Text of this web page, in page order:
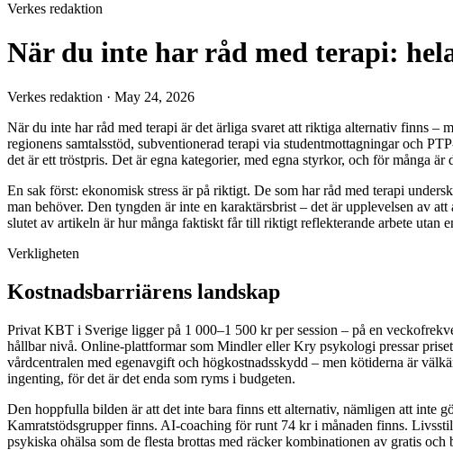
Verkes redaktion
När du inte har råd med terapi:
Verkes redaktion · May 24, 2026
När du inte har råd med terapi är det ärliga svaret att riktiga alternativ finns –
regionens samtalsstöd, subventionerad terapi via studentmottagningar och
det är ett tröstpris. Det är egna kategorier, med egna styrkor, och för många är
En sak först: ekonomisk stress är på riktigt. De som har råd med terapi
man behöver. Den tyngden är inte en karaktärsbrist – det är upplevelsen av
slutet av artikeln är hur många faktiskt får till riktigt reflekterande arbete utan
Verkligheten
Kostnadsbarriärens landskap
Privat KBT i Sverige ligger på 1 000–1 500 kr per session – på en
hållbar nivå. Online-plattformar som Mindler eller Kry psykologi pressar
vårdcentralen med egenavgift och högkostnadsskydd – men kötiderna är
ingenting, för det är det enda som ryms i budgeten.
Den hoppfulla bilden är att det inte bara finns ett alternativ, nämligen att inte
Kamratstödsgrupper finns. AI-coaching för runt 74 kr i månaden finns.
psykiska ohälsa som de flesta brottas med räcker kombinationen av gratis